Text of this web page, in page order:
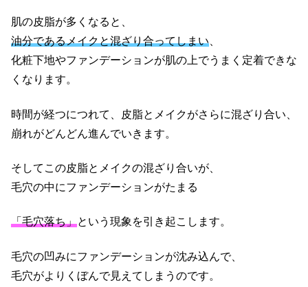
肌の皮脂が多くなると、
油分であるメイクと混ざり合ってしまい
化粧下地やファンデーションが肌の上でうまく定着できな
くなります。
時間が経つにつれて、皮脂とメイクがさらに混ざり合い、
崩れがどんどん進んでいきます。
そしてこの皮脂とメイクの混ざり合いが、
毛穴の中にファンデーションがたまる
「毛穴落ち」という現象を引き起こします。
毛穴の凹みにファンデーションが沈み込んで、
毛穴がよりくぼんで見えてしまうのです。